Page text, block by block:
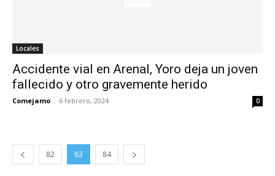
Locales
Accidente vial en Arenal, Yoro deja un joven
fallecido y otro gravemente herido
Comejamo - 6 febrero, 2024 0
82 83 84